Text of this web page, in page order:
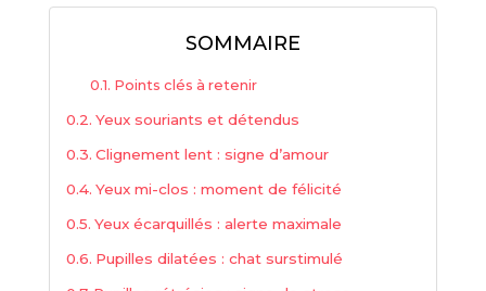
SOMMAIRE
Points clés à retenir
Yeux souriants et détendus
Clignement lent : signe d’amour
Yeux mi-clos : moment de félicité
Yeux écarquillés : alerte maximale
Pupilles dilatées : chat surstimulé